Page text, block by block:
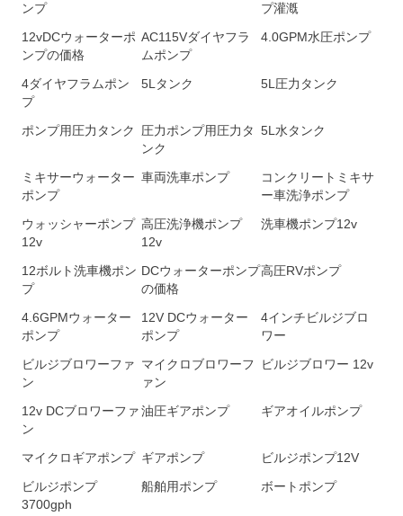
ンプ
プ灌漑
12vDCウォーターポ
ンプの価格
AC115Vダイヤフラ
ムポンプ
4.0GPM水圧ポンプ
4ダイヤフラムポン
プ
5Lタンク 5L圧力タンク
ポンプ用圧力タンク
圧力ポンプ用圧力タ
ンク
5L水タンク
ミキサーウォーター
ポンプ
車両洗車ポンプ
コンクリートミキサ
ー車洗浄ポンプ
ウォッシャーポンプ
12v
高圧洗浄機ポンプ
12v
洗車機ポンプ12v
12ボルト洗車機ポン
プ
DCウォーターポンプ
の価格
高圧RVポンプ
4.6GPMウォーター
ポンプ
12V DCウォーター
ポンプ
4インチビルジブロ
ワー
ビルジブロワーファ
ン
マイクロブロワーフ
ァン
ビルジブロワー 12v
12v DCブロワーファ
ン
油圧ギアポンプ ギアオイルポンプ
マイクロギアポンプ ギアポンプ
ビルジポンプ12V
ビルジポンプ
3700gph
船舶用ポンプ ボートポンプ